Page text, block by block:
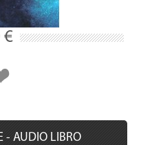
€
- AUDIO LIBRO